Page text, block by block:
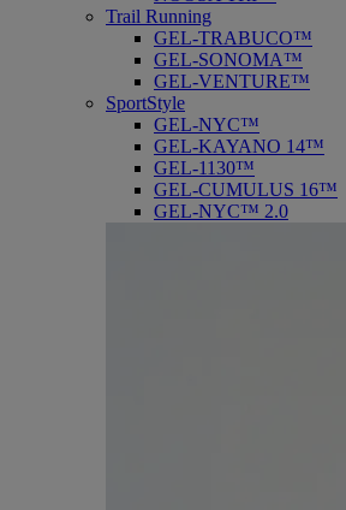
Trail Running
GEL-TRABUCO™
GEL-SONOMA™
GEL-VENTURE™
SportStyle
GEL-NYC™
GEL-KAYANO 14™
GEL-1130™
GEL-CUMULUS 16™
GEL-NYC™ 2.0